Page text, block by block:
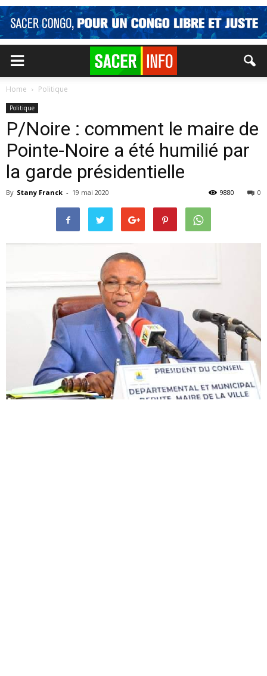
Home Politique
Politique
P/Noire : comment le maire de
Pointe-Noire a été humilié par
la garde présidentielle
By Stany Franck - 19 mai 2020 0
9880